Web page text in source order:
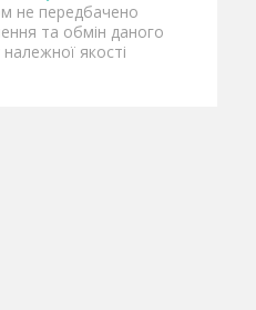
не передбачено
та обмін даного
якості